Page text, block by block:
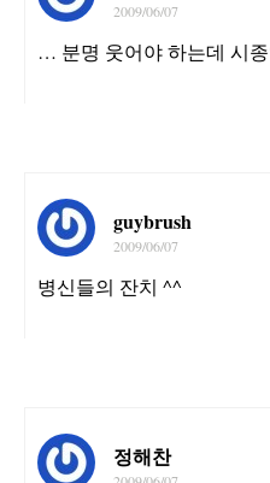
2009/06/07
… 분명 웃어야 하는데 시
guybrush
2009/06/07
병신들의 잔치 ^^
정해찬